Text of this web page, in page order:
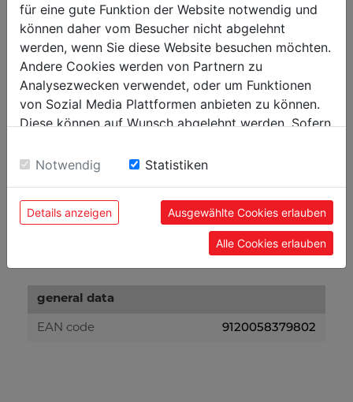
roll diameter in mm Ø100 x 31
weight
gross weight in kg 25.50
net weight in kg 24.20
packaging
packaging length in mm 830
140
general data
EAN code 9120058379802
für eine gute Funktion der Website notwendig und
können daher vom Besucher nicht abgelehnt
werden, wenn Sie diese Website besuchen möchten.
Andere Cookies werden von Partnern zu
Analysezwecken verwendet, oder um Funktionen
von Sozial Media Plattformen anbieten zu können.
Diese können auf Wunsch abgelehnt werden. Sofern
Einwilligung zu unseren Cookies.
Notwendig Statistiken
Details anzeigen Ausgewählte Cookies erlauben
Alle Cookies erlauben